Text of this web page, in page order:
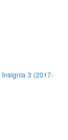
Insignia 3 (2017-